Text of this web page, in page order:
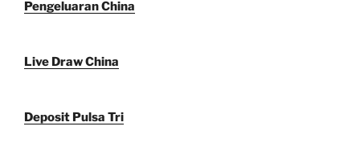
Pengeluaran China
Live Draw China
Deposit Pulsa Tri